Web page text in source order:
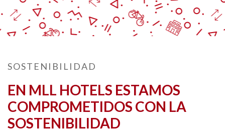
SOSTENIBILIDAD
EN MLL HOTELS ESTAMOS
COMPROMETIDOS CON LA
SOSTENIBILIDAD